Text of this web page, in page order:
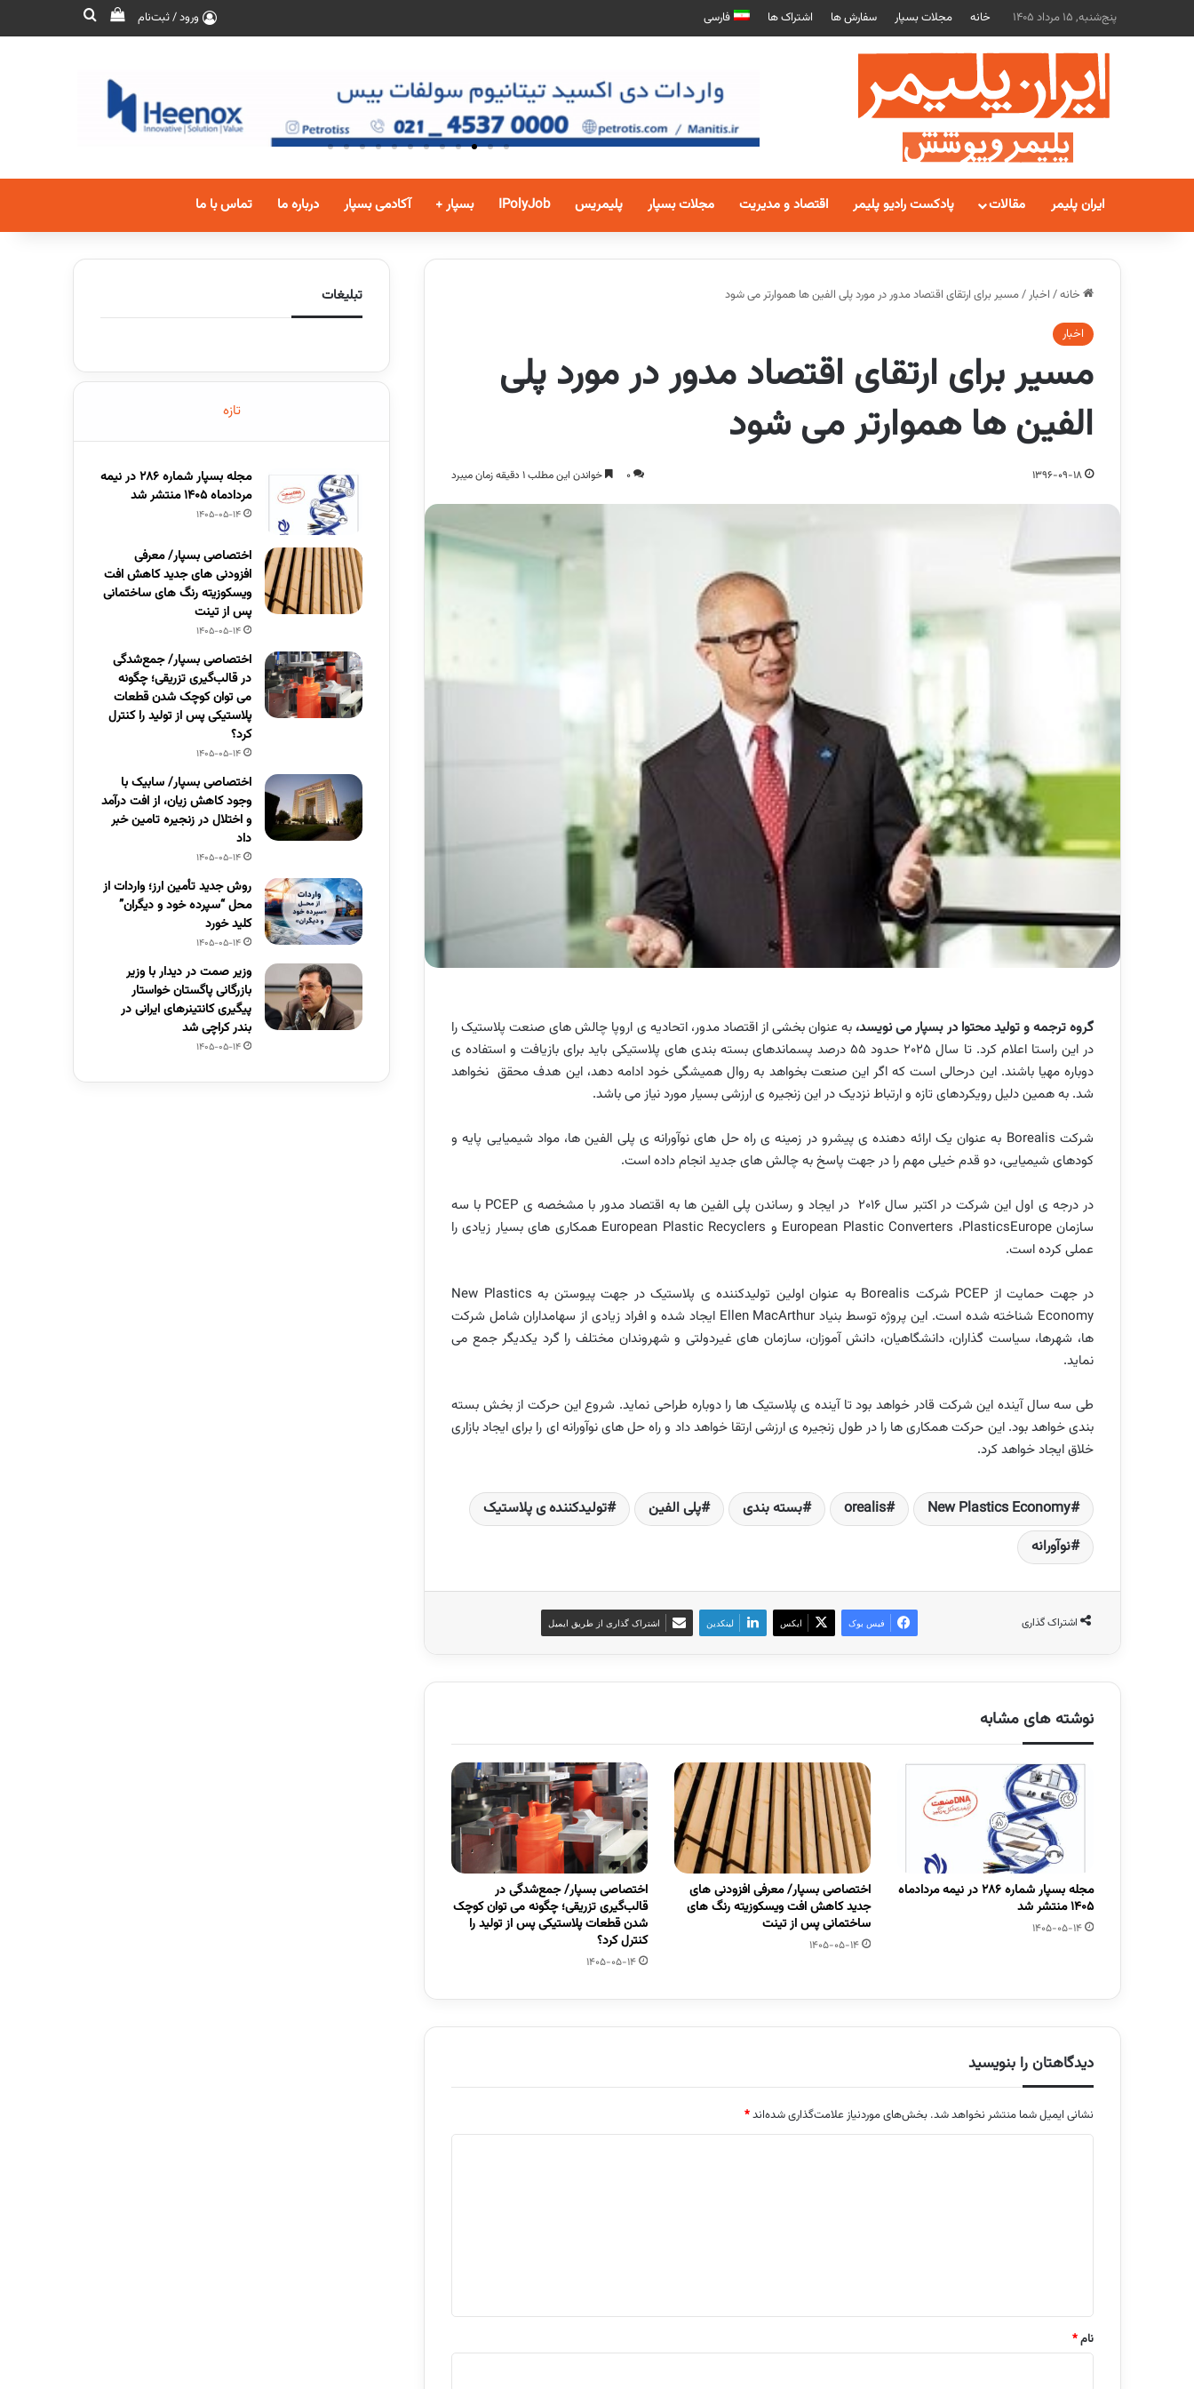
پنج‌شنبه, 15 مرداد 1405 خانه مجلات بسپار سفارش ها اشتراک ها فارسی ورود / ثبت‌نام
ایران پلیمر مقالات پادکست رادیو پلیمر اقتصاد و مدیریت مجلات بسپار پلیمریس IPolyJob بسپار + آکادمی بسپار درباره ما تماس با ما
خانه/ اخبار/مسیر برای ارتقای اقتصاد مدور در مورد پلی الفین ها هموارتر می شود
اخبار
مسیر برای ارتقای اقتصاد مدور در مورد پلی
الفین ها هموارتر می شود
1396-09-18
0 خواندن این مطلب 1 دقیقه زمان میبرد
گروه ترجمه و تولید محتوا در بسپار می نویسد، به عنوان بخشی از اقتصاد مدور، اتحادیه ی اروپا چالش های صنعت پلاستیک را
در این راستا اعلام کرد. تا سال 2025 حدود 55 درصد پسماندهای بسته بندی های پلاستیکی باید برای بازیافت و استفاده ی
دوباره مهیا باشند. این درحالی است که اگر این صنعت بخواهد به روال همیشگی خود ادامه دهد، این هدف محقق نخواهد
شد. به همین دلیل رویکردهای تازه و ارتباط نزدیک در این زنجیره ی ارزشی بسیار مورد نیاز می باشد.
شرکت Borealis به عنوان یک ارائه دهنده ی پیشرو در زمینه ی راه حل های نوآورانه ی پلی الفین ها، مواد شیمیایی پایه و
کودهای شیمیایی، دو قدم خیلی مهم را در جهت پاسخ به چالش های جدید انجام داده است.
در درجه ی اول این شرکت در اکتبر سال 2016 در ایجاد و رساندن پلی الفین ها به اقتصاد مدور با مشخصه ی PCEP با سه
سازمانPlasticsEurope، European Plastic Converters و European Plastic Recyclers همکاری های بسیار زیادی را
عملی کرده است.
در جهت حمایت از PCEP شرکت Borealis به عنوان اولین تولیدکننده ی پلاستیک در جهت پیوستن به New Plastics
Economy شناخته شده است. این پروژه توسط بنیاد Ellen MacArthur ایجاد شده و افراد زیادی از سهامداران شامل شرکت
ها، شهرها، سیاست گذاران، دانشگاهیان، دانش آموزان، سازمان های غیردولتی و شهروندان مختلف را گرد یکدیگر جمع می
نماید.
طی سه سال آینده این شرکت قادر خواهد بود تا آینده ی پلاستیک ها را دوباره طراحی نماید. شروع این حرکت از بخش بسته
بندی خواهد بود. این حرکت همکاری ها را در طول زنجیره ی ارزشی ارتقا خواهد داد و راه حل های نوآورانه ای را برای ایجاد بازاری
خلاق ایجاد خواهد کرد.
New Plastics Economy
orealis بسته بندی پلی الفین
تولیدکننده ی پلاستیک
نوآورانه
اشتراک گذاری فیس بوک ایکس لینکدین اشتراک گذاری از طریق ایمیل
نوشته های مشابه
مجله بسپار شماره 286 در نیمه مردادماه
1405 منتشر شد
1405-05-14
اختصاصی بسپار/ معرفی افزودنی های
جدید کاهش افت ویسکوزیته رنگ های
ساختمانی پس از تینت
1405-05-14
اختصاصی بسپار/ جمع‌شدگی در
قالب‌گیری تزریقی؛ چگونه می توان کوچک
شدن قطعات پلاستیکی پس از تولید را
کنترل کرد؟
1405-05-14
دیدگاهتان را بنویسید
نشانی ایمیل شما منتشر نخواهد شد. بخش‌های موردنیاز علامت‌گذاری شده‌اند*
نام*
تبلیغات
تازه
مجله بسپار شماره 286 در نیمه
مردادماه 1405 منتشر شد
1405-05-14
اختصاصی بسپار/ معرفی
افزودنی های جدید کاهش افت
ویسکوزیته رنگ های ساختمانی
پس از تینت
1405-05-14
اختصاصی بسپار/ جمع‌شدگی
در قالب‌گیری تزریقی؛ چگونه
می توان کوچک شدن قطعات
پلاستیکی پس از تولید را کنترل
کرد؟
1405-05-14
اختصاصی بسپار/ سابیک با
وجود کاهش زیان، از افت درآمد
و اختلال در زنجیره تامین خبر
داد
1405-05-14
روش جدید تأمین ارز؛ واردات از
محل “سپرده خود و دیگران”
کلید خورد
1405-05-14
وزیر صمت در دیدار با وزیر
بازرگانی پاگستان خواستار
پیگیری کانتینرهای ایرانی در
بندر کراچی شد
1405-05-14